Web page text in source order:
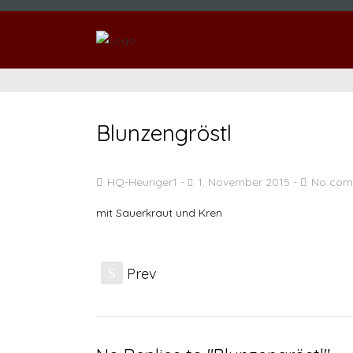
Blunzengröstl
HQ-Heuriger1 1. November 2015 No
mit Sauerkraut und Kren
Prev